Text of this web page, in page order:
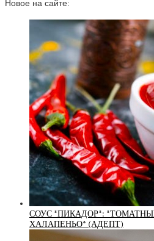
Новое на сайте:
СОУС *ПИКАДОР*:
ХАЛАПЕНЬО* (АДЕПТ)